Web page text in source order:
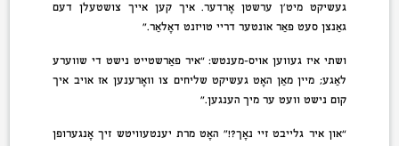
געשיקט מיט’ן ערשטן אָרדער. איך קען אייך צושטעלן דעם
גאַנצן סעט פאַר אונטער דריי טויזנט דאָלאַר.”
ושתי איז געווען אויס-מענטש: “איר פאַרשטייט נישט די שווערע
לאַגע; מיין מאַן האָט געשיקט שליחים צו וואָרענען אז אויב איך
קום נישט וועט ער מיך הענגען.”
“און איר גלייבט זיי נאָך?!” האָט מרת יענטעוויטש זיך אָנגערופן